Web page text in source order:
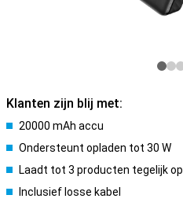
Klanten zijn blij met:
20000 mAh accu
Ondersteunt opladen tot 30 W
Laadt tot 3 producten tegelijk op
Inclusief losse kabel